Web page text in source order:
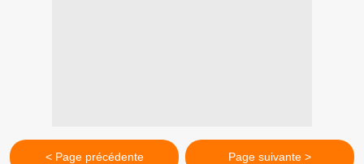
< Page précédente Page suivante >